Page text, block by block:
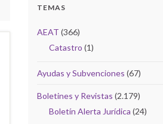
TEMAS
AEAT (366)
Catastro (1)
Ayudas y Subvenciones (67)
Boletines y Revistas (2.179)
Boletín Alerta Jurídica (24)